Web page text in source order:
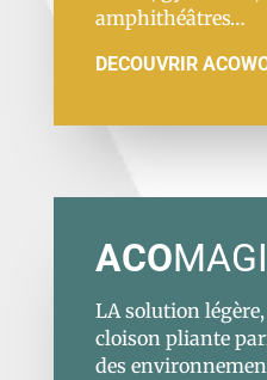
amphithéâtres…
DECOUVRIR
ACO
LA solution
cloison pliante
des